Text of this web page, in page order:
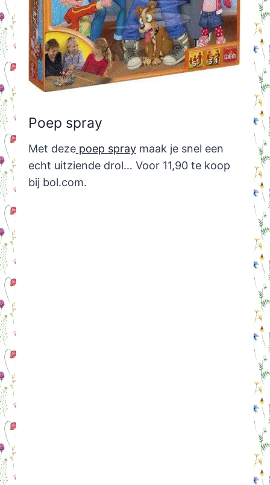
Poep spray
Met dezepoep spraymaak je snel een
echt uitziende drol… Voor 11,90 te koop
bij bol.com.